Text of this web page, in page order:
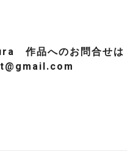
作品へのお問合せは